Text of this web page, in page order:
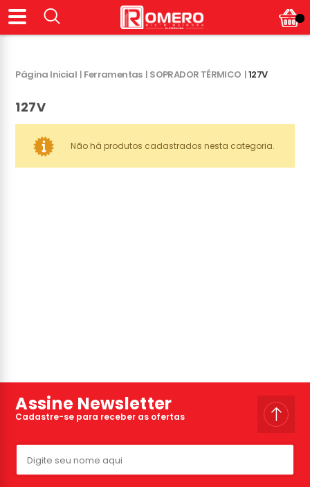
Página Inicial | Ferramentas | SOPRADOR TÉRMICO |127V
127V
Não há produtos cadastrados nesta categoria.
Assine Newsletter
Cadastre-se para receber as ofertas